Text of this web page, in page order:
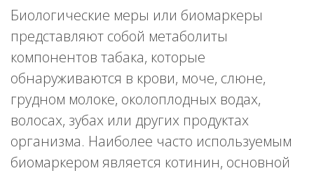
Биологические меры или биомаркеры
представляют собой метаболиты
компонентов табака, которые
обнаруживаются в крови, моче, слюне,
грудном молоке, околоплодных водах,
волосах, зубах или других продуктах
организма. Наиболее часто используемым
биомаркером является котинин, основной